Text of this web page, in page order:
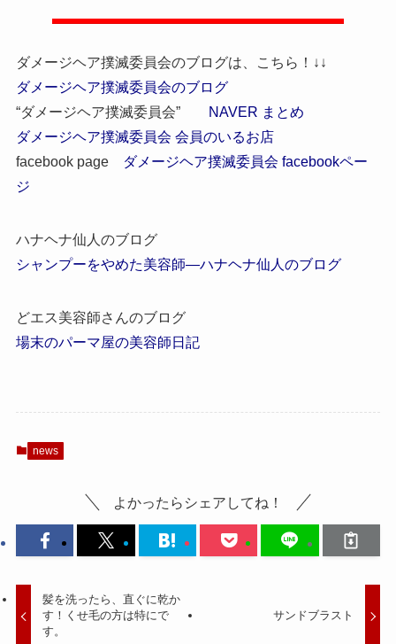
ダメージヘア撲滅委員会のブログは、こちら！↓↓
ダメージヘア撲滅委員会のブログ
“ダメージヘア撲滅委員会”
NAVER まとめ
ダメージヘア撲滅委員会 会員のいるお店
facebook page
ダメージヘア撲滅委員会 facebookペー
ジ
ハナヘナ仙人のブログ
シャンプーをやめた美容師―ハナヘナ仙人のブログ
どエス美容師さんのブログ
場末のパーマ屋の美容師日記
news
よかったらシェアしてね！
髪を洗ったら、直ぐに乾か
す！くせ毛の方は特にで
す。
サンドブラスト